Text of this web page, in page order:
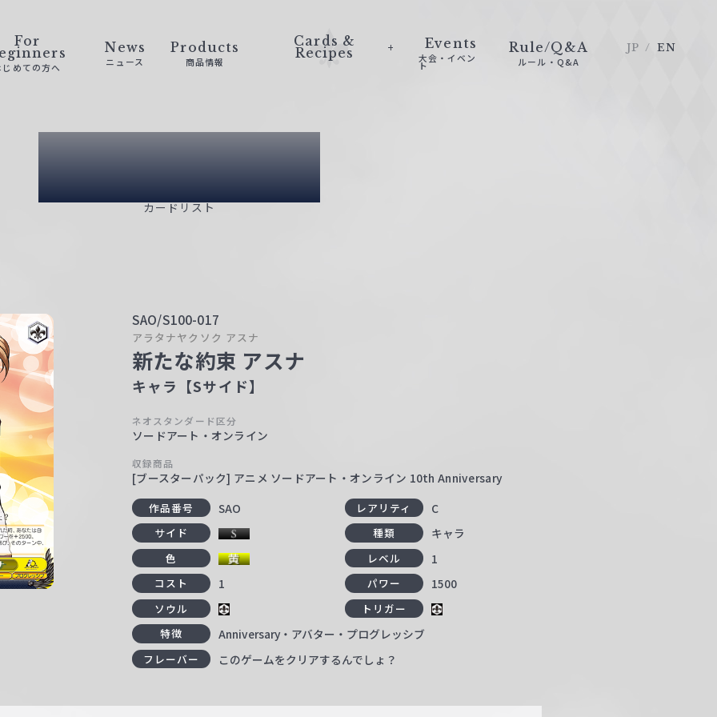
For
じめての方へ
News
ニュース
Products
商品情報
Cards &
Recipes
Events
大会・イベン
ト
Rule/Q&A
ルール・Q&A
JP EN
Card List
カードリスト
SAO/S100-017
アラタナヤクソク アスナ
新たな約束 アスナ
キャラ【Sサイド】
ネオスタンダード区分
ソードアート・オンライン
収録商品
[ブースターパック] アニメ ソードアート・オンライン 10th Anniversary
作品番号 SAO レアリティ C
サイド 種類 キャラ
色 レベル 1
コスト 1 パワー 1500
ソウル
トリガー
特徴
Anniversary・アバター・プログレッシブ
フレーバー このゲームをクリアするんでしょ？